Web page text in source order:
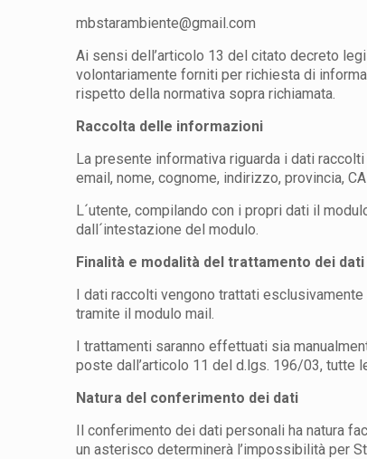
mbstarambiente@gmail.com
Ai sensi dell’articolo 13 del citato decreto
volontariamente forniti per richiesta di
rispetto della normativa sopra richiamata.
Raccolta delle informazioni
La presente informativa riguarda i dati
email, nome, cognome, indirizzo, provincia,
L´utente, compilando con i propri dati il
dall´intestazione del modulo.
Finalità e modalità del trattamento dei dati
I dati raccolti vengono trattati
tramite il modulo mail.
I trattamenti saranno effettuati sia
poste dall’articolo 11 del d.lgs. 196/03, tutte
Natura del conferimento dei dati
Il conferimento dei dati personali ha natura
un asterisco determinerà l’impossibilità per